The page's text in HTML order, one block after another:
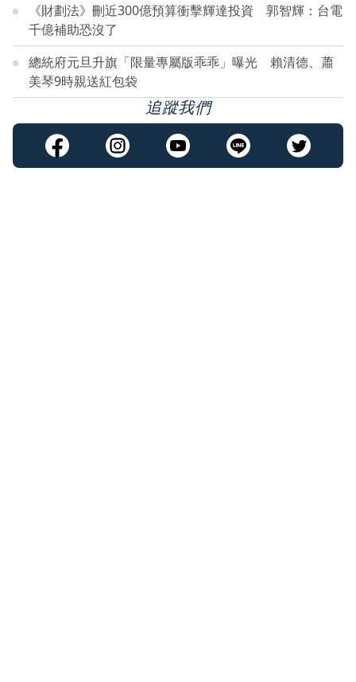
《財劃法》刪近300億預算衝擊輝達投資 郭智輝：台電
千億補助恐沒了
總統府元旦升旗「限量專屬版乖乖」曝光 賴清德、蕭
美琴9時親送紅包袋
追蹤我們